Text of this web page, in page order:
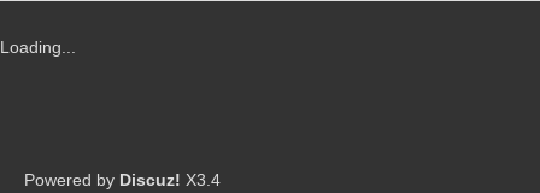
Loading...
Powered by Discuz! X3.4